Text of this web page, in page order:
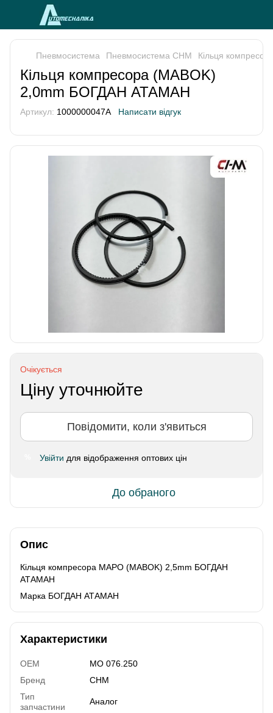
Пневмосистема Пневмосистема CHM Кільця
Кільця компресора (MABOK)
2,0mm БОГДАН АТАМАН
Артикул: 1000000047A Написати відгук
Очікується
Ціну уточнюйте
Повідомити, коли з'явиться
Увійти для відображення оптових цін
До обраного
Опис
Кільця компресора МАРО (MABOK) 2,5mm БОГДАН
АТАМАН
Марка БОГДАН АТАМАН
Характеристики
OEM
MO 076.250
Бренд
CHM
Тип
запчастини
Аналог